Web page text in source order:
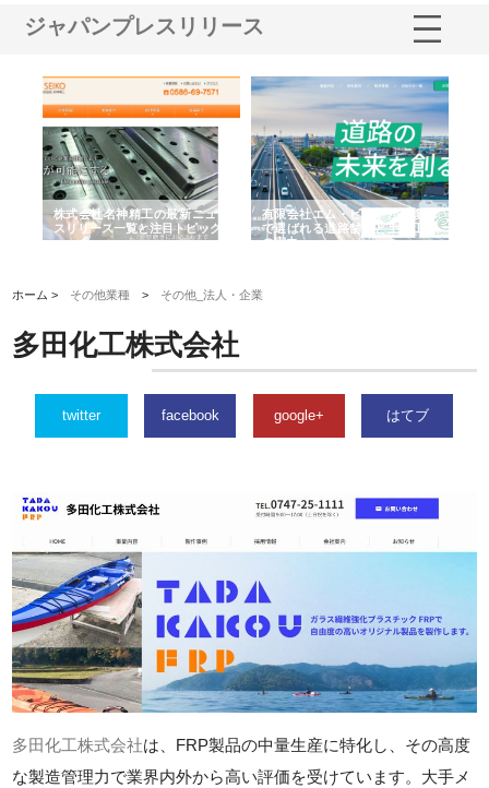
ジャパンプレスリリース
株式会社名神精工の最新ニュー
スリリース一覧と注目トピック
有限会社エム・ビルドが南多摩
で選ばれる道路舗装と土木工事
の実力
ホーム > その他業種 > その他_法人・企業
多田化工株式会社
twitter facebook google+ はてブ
多田化工株式会社は、FRP製品の中量生産に特化し、その高度
な製造管理力で業界内外から高い評価を受けています。大手メ